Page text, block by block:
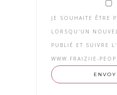
JE SOUHAITE ÊTRE
LORSQU'UN
PUBLIÉ ET SUIVRE
WWW.FRAIZIIE-